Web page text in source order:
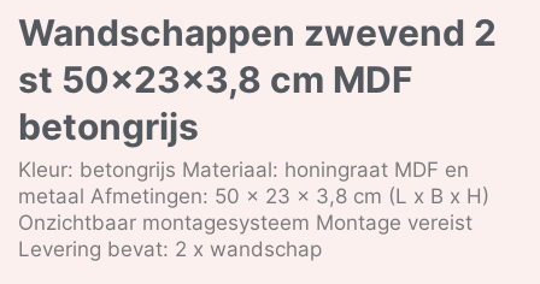
Wandschappen zwevend 2
st 50x23x3,8 cm MDF
betongrijs
Kleur: betongrijs Materiaal: honingraat MDF en
metaal Afmetingen: 50 x 23 x 3,8 cm (L x B x H)
Onzichtbaar montagesysteem Montage vereist
Levering bevat: 2 x wandschap